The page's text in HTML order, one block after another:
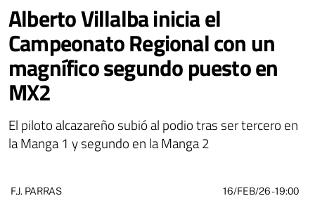
Alberto Villalba inicia el
Campeonato Regional con un
magnífico segundo puesto en
MX2
El piloto alcazareño subió al podio tras ser tercero en
la Manga 1 y segundo en la Manga 2
F.J. PARRAS 16/FEB/26- 19:00